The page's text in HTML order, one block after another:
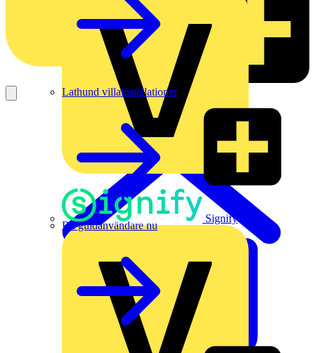
Signify
Lathund villainstallationer
Bli guldanvändare nu